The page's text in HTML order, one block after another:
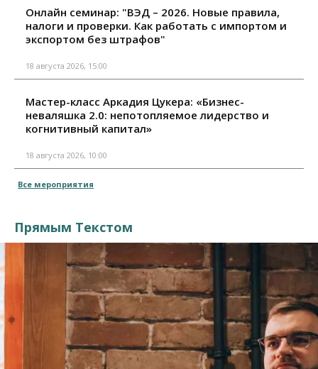
Онлайн семинар: "ВЭД – 2026. Новые правила,
налоги и проверки. Как работать с импортом и
экспортом без штрафов"
18 августа 2026, 15:00
Мастер-класс Аркадия Цукера: «Бизнес-
неваляшка 2.0: непотопляемое лидерство и
когнитивный капитал»
18 августа 2026, 10:00
Все мероприятия
Прямым Текстом